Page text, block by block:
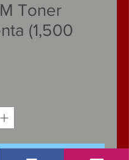
Toner
(1,500